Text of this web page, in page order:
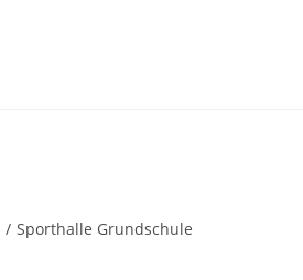
/ Sporthalle Grundschule